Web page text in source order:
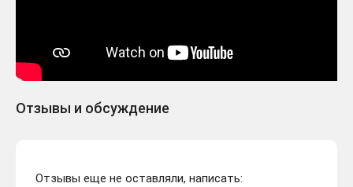
Отзывы и обсуждение
Отзывы еще не оставляли, написать: